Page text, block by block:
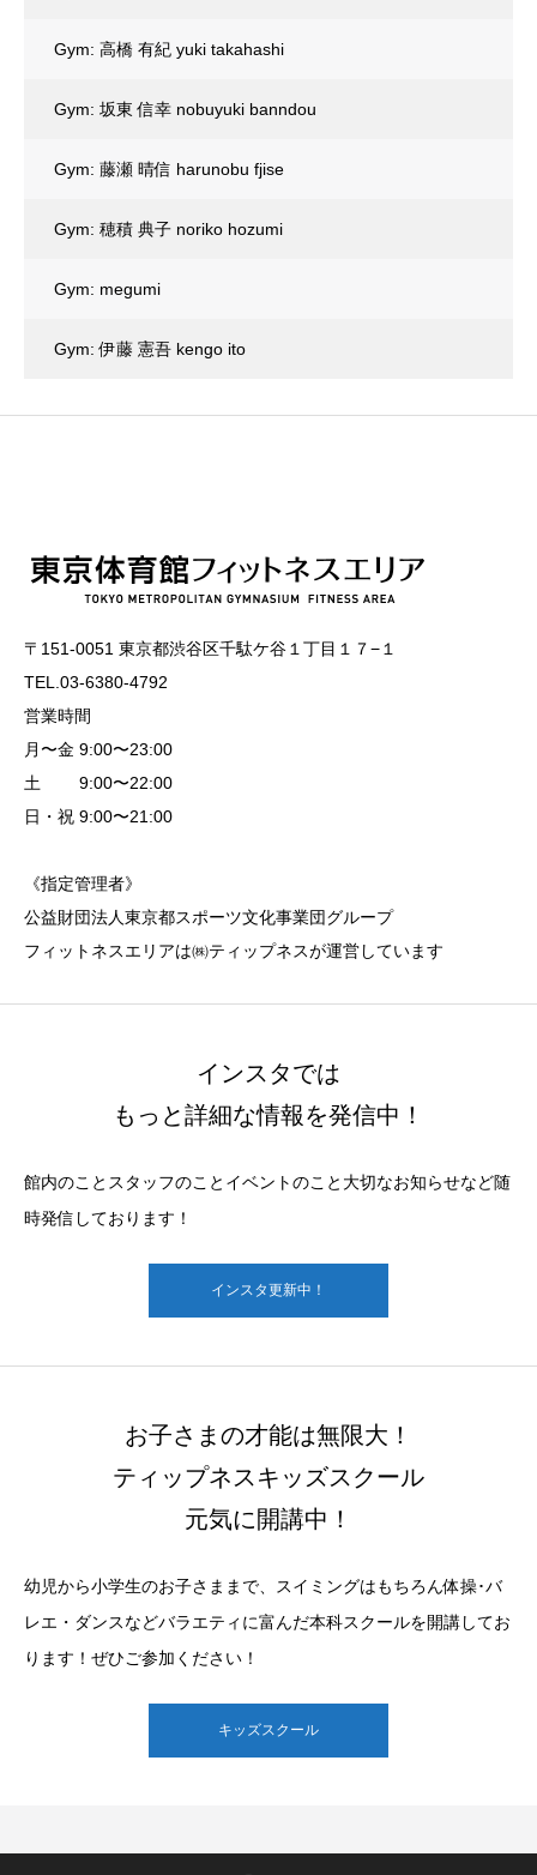
Gym: 高橋 有紀 yuki takahashi
Gym: 坂東 信幸 nobuyuki banndou
Gym: 藤瀬 晴信 harunobu fjise
Gym: 穂積 典子 noriko hozumi
Gym: megumi
Gym: 伊藤 憲吾 kengo ito
〒151-0051 東京都渋谷区千駄ケ谷１丁目１７−１
TEL.03-6380-4792
営業時間
月〜金 9:00〜23:00
土 9:00〜22:00
日・祝 9:00〜21:00
《指定管理者》
公益財団法人東京都スポーツ文化事業団グループ
フィットネスエリアは㈱ティップネスが運営しています
インスタでは
もっと詳細な情報を発信中！
館内のことスタッフのことイベントのこと大切なお知らせなど随
時発信しております！
インスタ更新中！
お子さまの才能は無限大！
ティップネスキッズスクール
元気に開講中！
幼児から小学生のお子さままで、スイミングはもちろん体操･バ
レエ・ダンスなどバラエティに富んだ本科スクールを開講してお
ります！ぜひご参加ください！
キッズスクール